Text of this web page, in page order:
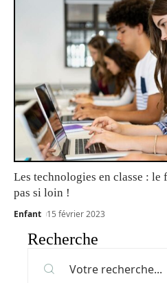
Les technologies en classe : le
pas si loin !
Enfant 15 février 2023
Recherche